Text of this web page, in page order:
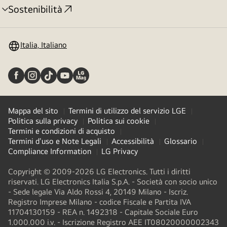
Sostenibilità
Attivazione
Italia, Italiano
Mappa del sito
Termini di utilizzo del servizio LGE
Politica sulla privacy
Politica sui cookie
Termini e condizioni di acquisto
Termini d'uso e Note Legali
Accessibilità
Glossario
Compliance Information
LG Privacy
Copyright © 2009-2026 LG Electronics. Tutti i diritti
riservati. LG Electronics Italia S.p.A. - Società con socio unico
- Sede legale Via Aldo Rossi 4, 20149 Milano - Iscriz.
Registro Imprese Milano - codice Fiscale e Partita IVA
11704130159 - REA n. 1492318 - Capitale Sociale Euro
1.000.000 i.v. - Iscrizione Registro AEE IT08020000002343​